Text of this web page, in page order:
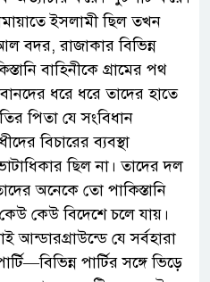
ইসলামী ছিল তখন
বদর, রাজাকার বিভিন্ন
বাহিনীকে গ্রামের পথ
ধরে ধরে তাদের হাতে
পিতা যে সংবিধান
বিচারের ব্যবস্থা
ছিল না। তাদের দল
অনেকে তো পাকিস্তানি
কেউ বিদেশে চলে যায়।
আন্ডারগ্রাউন্ডে যে সর্বহারা
পার্টির সঙ্গে ভিড়ে